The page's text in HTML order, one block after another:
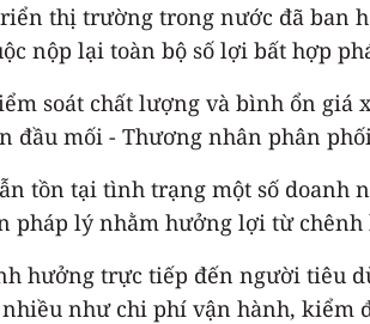
thị trường trong nước đã
nộp lại toàn bộ số lợi bất hợp
soát chất lượng và bình ổn giá
đầu mối - Thương nhân phân
tồn tại tình trạng một số doanh
pháp lý nhằm hưởng lợi từ chênh
hưởng trực tiếp đến người tiêu
như chi phí vận hành,